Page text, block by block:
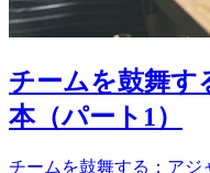
チームを鼓舞す
本（パート1）
チームを鼓舞する：アジ